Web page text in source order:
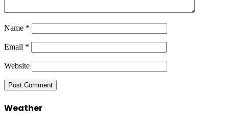
Name *
Email *
Website
Weather